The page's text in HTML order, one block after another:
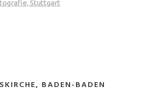
Stuttgart
BADEN-BADEN